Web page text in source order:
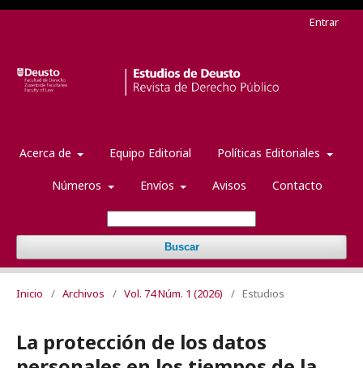
Acerca de Equipo Editorial Políticas Editoriales
Números Envíos Avisos Contacto
Buscar
Entrar
Inicio / Archivos / Vol. 74 Núm. 1 (2026) / Estudios
La protección de los datos